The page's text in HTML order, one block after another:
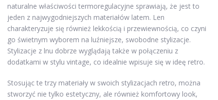
naturalne właściwości termoregulacyjne sprawiają, że jest to
jeden z najwygodniejszych materiałów latem. Len
charakteryzuje się również lekkością i przewiewnością, co czyni
go świetnym wyborem na luźniejsze, swobodne stylizacje.
Stylizacje z lnu dobrze wyglądają także w połączeniu z
dodatkami w stylu vintage, co idealnie wpisuje się w ideę retro.
Stosując te trzy materiały w swoich stylizacjach retro, można
stworzyć nie tylko estetyczny, ale również komfortowy look,